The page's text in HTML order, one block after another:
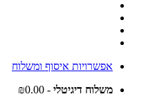
אפשרויות איסוף ומשלוח
משלוח דיגיטלי - ₪0.00